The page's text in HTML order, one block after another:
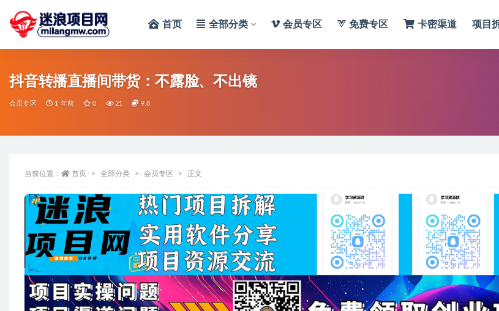
首页 全部分类 会员专区 免费专区 卡密渠道 项目
抖音转播直播间带货：不露脸、不出镜
会员专区 1 年前 0 21 9.8
当前位置： 首页 全部分类 会员专区 正文